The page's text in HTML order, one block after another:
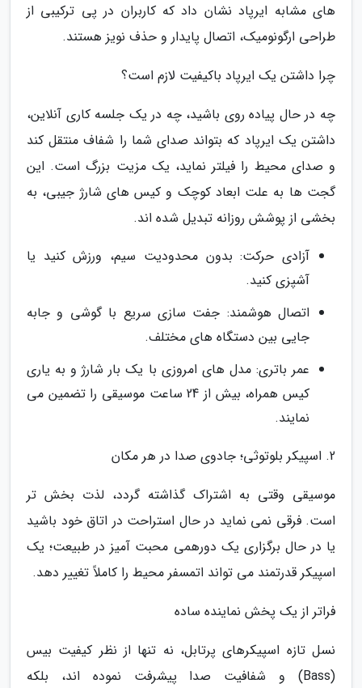
های مشابه ایرپاد نشان داد که کاربران در پی ترکیبی از
طراحی ارگونومیک، اتصال پایدار و حذف نویز هستند.
چرا داشتن یک ایرپاد باکیفیت لازم است؟
چه در حال پیاده روی باشید، چه در یک جلسه کاری آنلاین،
داشتن یک ایرپاد که بتواند صدای شما را شفاف منتقل کند
و صدای محیط را فیلتر نماید، یک مزیت بزرگ است. این
گجت ها به علت ابعاد کوچک و کیس های شارژ جیبی، به
بخشی از پوشش روزانه تبدیل شده اند.
آزادی حرکت: بدون محدودیت سیم، ورزش کنید یا
آشپزی کنید.
اتصال هوشمند: جفت سازی سریع با گوشی و جابه
جایی بین دستگاه های مختلف.
عمر باتری: مدل های امروزی با یک بار شارژ و به یاری
کیس همراه، بیش از 24 ساعت موسیقی را تضمین می
نمایند.
2. اسپیکر بلوتوثی؛ جادوی صدا در هر مکان
موسیقی وقتی به اشتراک گذاشته گردد، لذت بخش تر
است. فرقی نمی نماید در حال استراحت در اتاق خود باشید
یا در حال برگزاری یک دورهمی محبت آمیز در طبیعت؛ یک
اسپیکر قدرتمند می تواند اتمسفر محیط را کاملاً تغییر دهد.
فراتر از یک پخش نماینده ساده
نسل تازه اسپیکرهای پرتابل، نه تنها از نظر کیفیت بیس
(Bass) و شفافیت صدا پیشرفت نموده اند، بلکه